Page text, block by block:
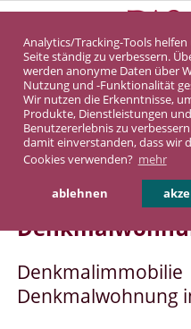
Analytics/Tracking-Tools helfen
Seite ständig zu verbessern.
werden anonyme Daten über
Nutzung und -Funktionalität
Wir nutzen die Erkenntnisse,
Produkte, Dienstleistungen
Benutzererlebnis zu
damit einverstanden, dass wir
Cookies verwenden? mehr
ablehnen
DASINVEST Service
Denkmalwohnung